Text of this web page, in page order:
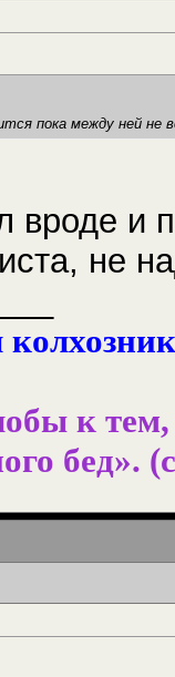
пока между ней не
вроде и
не
к тем,
бед».